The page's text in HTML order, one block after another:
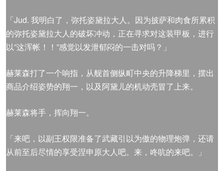
「Jud. 我明白了，弥托姿黛拉大人。因为披萨和肉食所累积
的弥托姿黛拉大人的破坏冲动，正在寻求对这装甲板，进行
以”这浑帐！！”感觉以发泄郁闷的一击对吗？」
赫莱森打了一个响指，从舰首侧纵町中央的升降梯里，摆出
商品介绍姿势的翔一，以及阿黛儿的机动壳冒了上来。
赫莱森将手，挥向翔一。
「来吧，以副王权限准备了武藏引以为傲的物理炮弹，还请
从前至后尽情的享受涅申原大人吧。来，咚吭的来吧。」